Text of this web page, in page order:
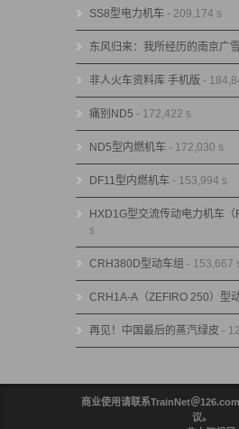
SS8型电力机车 - 209,174 s
东风归来：我所经历的南京广
非人火车资料库 手机版 -
痛别ND5 - 172,422 s
ND5型内燃机车 - 172,030 s
DF11型内燃机车 - 153,994 s
HXD1G型交流传动电力机车（
s
CRH380D型动车组 - 153,667
CRH1A-A（ZEFIRO 250）型
再见！中国最后的蒸汽绿皮 -
商业使用请联系TrainNet＠
议。